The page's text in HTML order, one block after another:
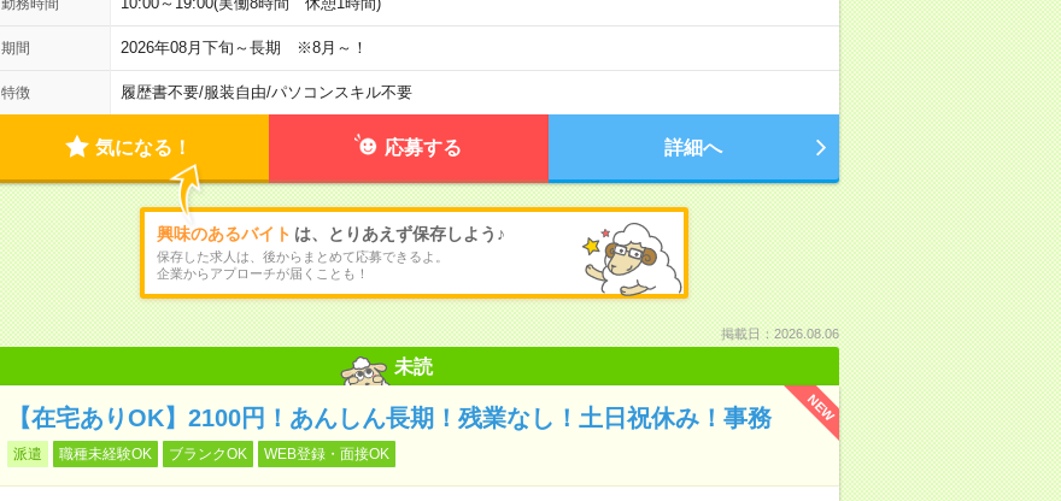
期間 2026年08月下旬～長期 ※8月～！
特徴 履歴書不要/服装自由/パソコンスキル不要
気になる！ 応募する 詳細へ
興味のあるバイト は、とりあえず保存しよう♪
保存した求人は、後からまとめて応募できるよ。
企業からアプローチが届くことも！
掲載日：2026.08.06
未読
NEW
【在宅ありOK】2100円！あんしん長期！残業なし！土日祝休み！事務
派遣 職種未経験OK ブランクOK WEB登録・面接OK